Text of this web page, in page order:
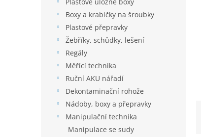
Boxy a krabičky na šroubky
Plastové přepravky
Žebříky, schůdky, lešení
Regály
Měřící technika
Ruční AKU nářadí
Dekontaminační rohože
Nádoby, boxy a přepravky
Manipulační technika
Manipulace se sudy